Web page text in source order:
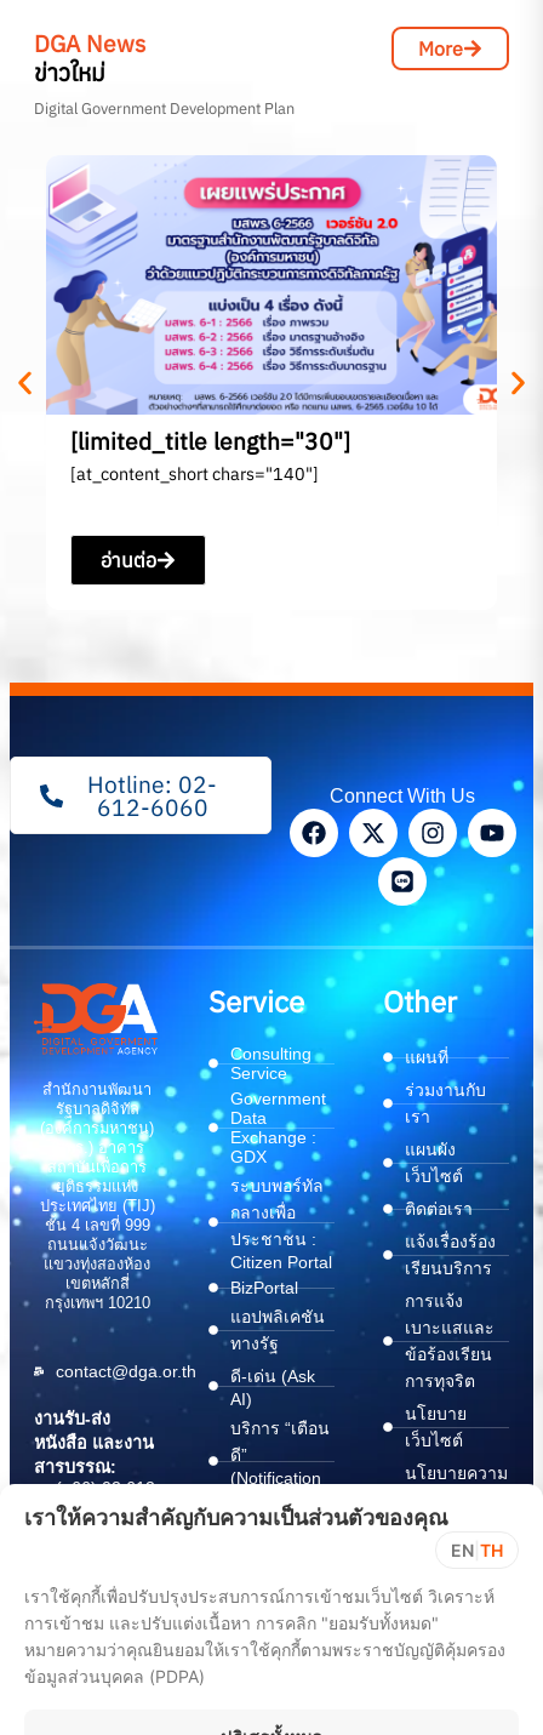
DGA News
ข่าวใหม่
More
Digital Government Development Plan
[limited_title length="30"]
[at_content_short chars="140"]
อ่านต่อ
Hotline: 02-
612-6060 Connect With Us
สำนักงานพัฒนา
รัฐบาลดิจิทัล
(องค์การมหาชน)
(สพร.) อาคาร
สถาบันเพื่อการ
ยุติธรรมแห่ง
ประเทศไทย (TIJ)
ชั้น 4 เลขที่ 999
ถนนแจ้งวัฒนะ
แขวงทุ่งสองห้อง
เขตหลักสี่
กรุงเทพฯ 10210
contact@dga.or.th
งานรับ-ส่ง
หนังสือ และงาน
สารบรรณ:
(+66) 02 612
6000
saraban@dga.or.th
Center:
(+66) 02 612
Service
Consulting
Service
Government
Data
Exchange :
GDX
ระบบพอร์ทัล
กลางเพื่อ
ประชาชน :
Citizen Portal
BizPortal
แอปพลิเคชัน
ทางรัฐ
ดี-เด่น (Ask
AI)
บริการ “เตือน
ดี”
(Notification
บริการ
(Document
Wallet)
Other
แผนที่
ร่วมงานกับ
เรา
แผนผัง
เว็บไซต์
ติดต่อเรา
แจ้งเรื่องร้อง
เรียนบริการ
การแจ้ง
เบาะแสและ
ข้อร้องเรียน
การทุจริต
นโยบาย
เว็บไซต์
นโยบายความ
ปลอดภัย
สารสนเทศ
ChangeLog
เราให้ความสำคัญกับความเป็นส่วนตัวของคุณ
EN TH
เราใช้คุกกี้เพื่อปรับปรุงประสบการณ์การเข้าชมเว็บไซต์ วิเคราะห์
การเข้าชม และปรับแต่งเนื้อหา การคลิก "ยอมรับทั้งหมด"
หมายความว่าคุณยินยอมให้เราใช้คุกกี้ตามพระราชบัญญัติคุ้มครอง
ข้อมูลส่วนบุคคล (PDPA)